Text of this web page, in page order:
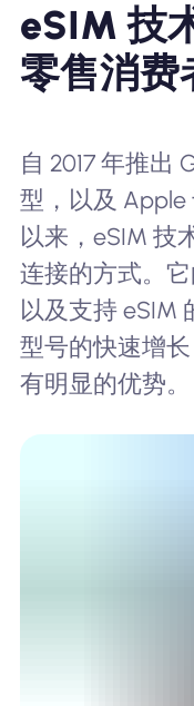
企业用户
eSIM 技
零售消费
自 2017 年推出
型，以及 Apple
以来，eSIM 技
连接的方式。
以及支持 eSIM
型号的快速增
有明显的优势。